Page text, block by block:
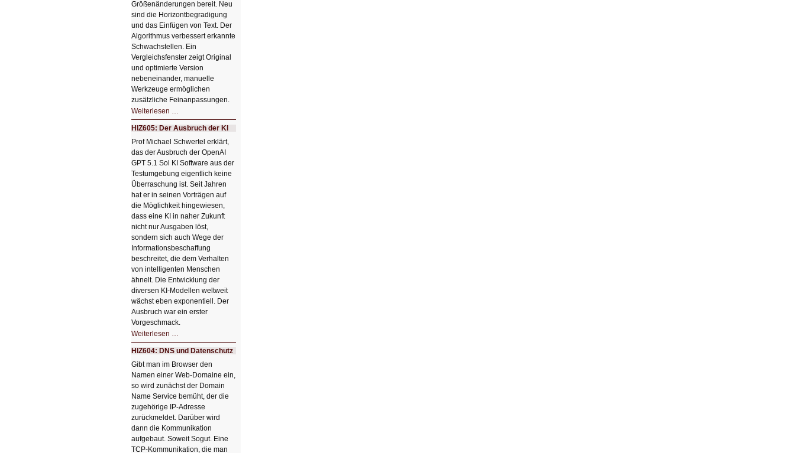
Größenänderungen bereit. Neu
sind die Horizontbegradigung
und das Einfügen von Text. Der
Algorithmus verbessert erkannte
Schwachstellen. Ein
Vergleichsfenster zeigt Original
und optimierte Version
nebeneinander, manuelle
Werkzeuge ermöglichen
zusätzliche Feinanpassungen.
Weiterlesen …
Bildverschönerung
mit
einem
Klick
HIZ606:
Bildverschönerung
mit
einem
Klick
HIZ605: Der Ausbruch der KI
Prof Michael Schwertel erklärt,
das der Ausbruch der OpenAI
GPT 5.1 Sol KI Software aus der
Testumgebung eigentlich keine
Überraschung ist. Seit Jahren
hat er in seinen Vorträgen auf
die Möglichkeit hingewiesen,
dass eine KI in naher Zukunft
nicht nur Ausgaben löst,
sondern sich auch Wege der
Informationsbeschaffung
beschreitet, die dem Verhalten
von intelligenten Menschen
ähnelt. Die Entwicklung der
diversen KI-Modellen weltweit
wächst eben exponentiell. Der
Ausbruch war ein erster
Vorgeschmack.
Weiterlesen …
Der
Ausbruch
der
KI
HIZ604: DNS und Datenschutz
Gibt man im Browser den
Namen einer Web-Domaine ein,
so wird zunächst der Domain
Name Service bemüht, der die
zugehörige IP-Adresse
zurückmeldet. Darüber wird
dann die Kommunikation
aufgebaut. Soweit Sogut. Eine
TCP-Kommunikation, die man